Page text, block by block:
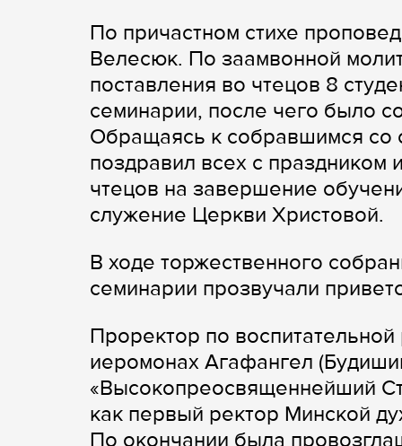
По причастном стихе
Велесюк. По заамвонной
поставления во чтецов 8
семинарии, после чего было
Обращаясь к собравшимся со
поздравил всех с праздником
чтецов на завершение
служение Церкви Христовой.
В ходе торжественного
семинарии прозвучали
Проректор по
иеромонах Агафангел
«Высокопреосвященнейший
как первый ректор Минской
По окончании была